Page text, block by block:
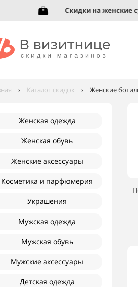
Скидки на женские
› Каталог скидок › Женские
Женская одежда
Женская обувь
Женские аксессуары
Косметика и парфюмерия
Украшения
Мужская одежда
Мужская обувь
Мужские аксессуары
Детская одежда